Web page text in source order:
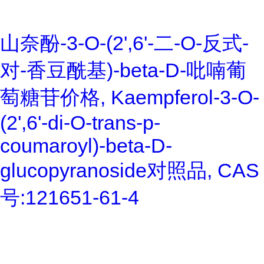
山奈酚-3-O-(2',6'-二-O-反式-
对-香豆酰基)-beta-D-吡喃葡
萄糖苷价格, Kaempferol-3-O-
(2',6'-di-O-trans-p-
coumaroyl)-beta-D-
glucopyranoside对照品, CAS
号:121651-61-4